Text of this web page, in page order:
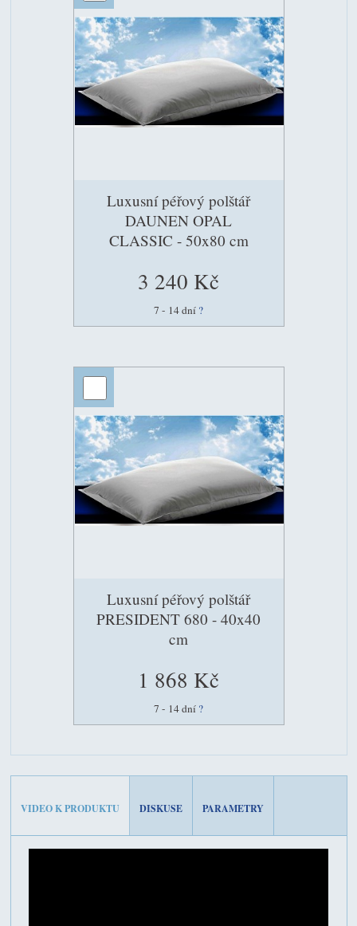
Luxusní péřový polštář
DAUNEN OPAL
CLASSIC - 50x80 cm
3 240 Kč
7 - 14 dní ?
Luxusní péřový polštář
PRESIDENT 680 - 40x40
cm
1 868 Kč
7 - 14 dní ?
VIDEO K PRODUKTU DISKUSE PARAMETRY